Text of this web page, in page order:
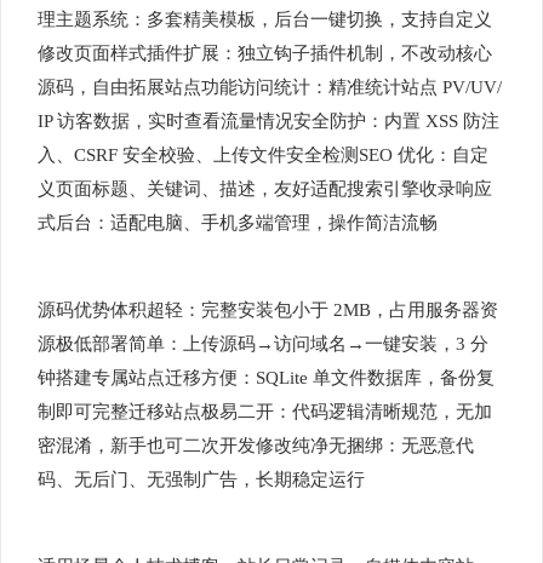
理主题系统：多套精美模板，后台一键切换，支持自定义
修改页面样式插件扩展：独立钩子插件机制，不改动核心
源码，自由拓展站点功能访问统计：精准统计站点 PV/UV/
IP 访客数据，实时查看流量情况安全防护：内置 XSS 防注
入、CSRF 安全校验、上传文件安全检测SEO 优化：自定
义页面标题、关键词、描述，友好适配搜索引擎收录响应
式后台：适配电脑、手机多端管理，操作简洁流畅
源码优势体积超轻：完整安装包小于 2MB，占用服务器资
源极低部署简单：上传源码→访问域名→一键安装，3 分
钟搭建专属站点迁移方便：SQLite 单文件数据库，备份复
制即可完整迁移站点极易二开：代码逻辑清晰规范，无加
密混淆，新手也可二次开发修改纯净无捆绑：无恶意代
码、无后门、无强制广告，长期稳定运行